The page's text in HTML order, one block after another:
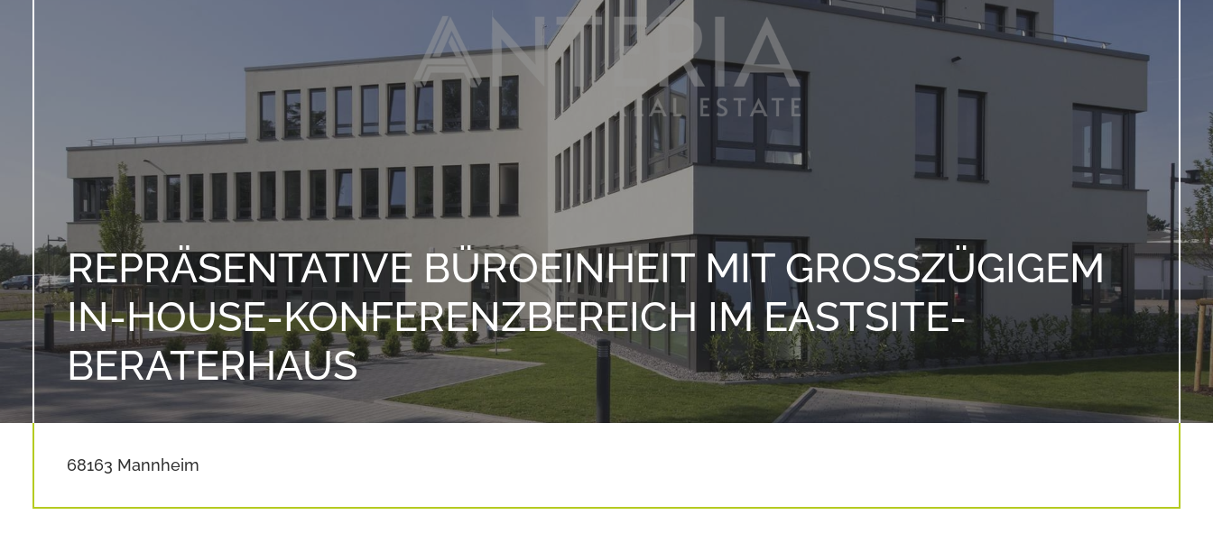
REPRÄSENTATIVE BÜROEINHEIT MIT GROSSZÜGIGEM I
N-HOUSE-KONFERENZBEREICH IM EASTSITE-B
ERATERHAUS
68163 Mannheim